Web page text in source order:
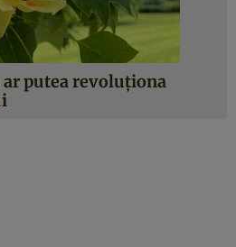
putea revoluționa